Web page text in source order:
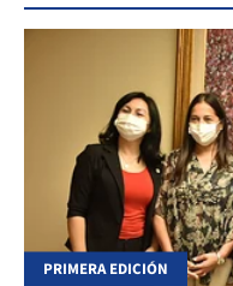
PRIMERA EDICIÓN